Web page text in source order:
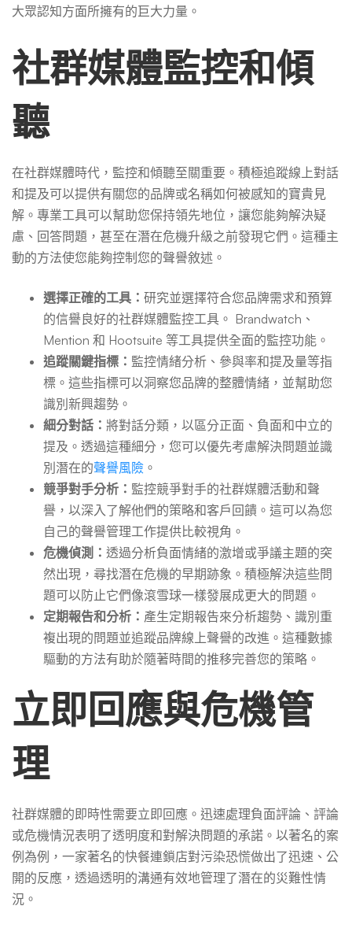
南
大眾認知方面所擁有的巨大力量。
社群媒體監控和傾
聽
在社群媒體時代，監控和傾聽至關重要。積極追蹤線上對話
和提及可以提供有關您的品牌或名稱如何被感知的寶貴見
解。專業工具可以幫助您保持領先地位，讓您能夠解決疑
慮、回答問題，甚至在潛在危機升級之前發現它們。這種主
動的方法使您能夠控制您的聲譽敘述。
選擇正確的工具： 研究並選擇符合您品牌需求和預算
的信譽良好的社群媒體監控工具。 Brandwatch、
Mention 和 Hootsuite 等工具提供全面的監控功能。
追蹤關鍵指標： 監控情緒分析、參與率和提及量等指
標。這些指標可以洞察您品牌的整體情緒，並幫助您
識別新興趨勢。
細分對話： 將對話分類，以區分正面、負面和中立的
提及。透過這種細分，您可以優先考慮解決問題並識
別潛在的聲譽風險 。
競爭對手分析： 監控競爭對手的社群媒體活動和聲
譽，以深入了解他們的策略和客戶回饋。這可以為您
自己的聲譽管理工作提供比較視角。
危機偵測： 透過分析負面情緒的激增或爭議主題的突
然出現，尋找潛在危機的早期跡象。積極解決這些問
題可以防止它們像滾雪球一樣發展成更大的問題。
定期報告和分析： 產生定期報告來分析趨勢、識別重
複出現的問題並追蹤品牌線上聲譽的改進。這種數據
驅動的方法有助於隨著時間的推移完善您的策略。
立即回應與危機管
理
社群媒體的即時性需要立即回應。迅速處理負面評論、評論
或危機情況表明了透明度和對解決問題的承諾。以著名的案
例為例，一家著名的快餐連鎖店對污染恐慌做出了迅速、公
開的反應，透過透明的溝通有效地管理了潛在的災難性情
況。